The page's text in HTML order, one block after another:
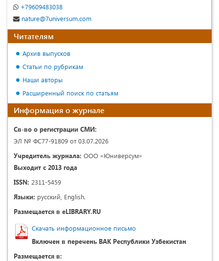
+79609483038
nature@7universum.com
Читателям
Архив выпусков
Статьи по рубрикам
Наши авторы
Расширенный поиск по статьям
Информация о журнале
Св-во о регистрации СМИ:
ЭЛ № ФС77-91809 от 03.07.2026
Учредитель журнала: ООО «Юниверсум»
Выходит с 2013 года
ISSN: 2311-5459
Языки: русский, English.
Размещается в eLIBRARY.RU
Скачать информационное письмо
Включен в перечень ВАК Республики Узбекистан
Размещается в: